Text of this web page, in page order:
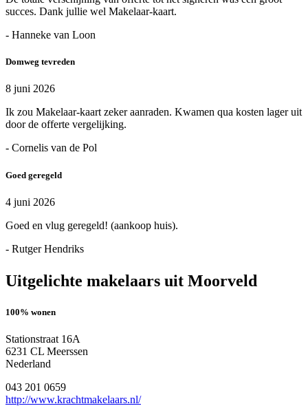
succes. Dank jullie wel Makelaar-kaart.
- Hanneke van Loon
Domweg tevreden
8 juni 2026
Ik zou Makelaar-kaart zeker aanraden. Kwamen qua kosten lager uit
door de offerte vergelijking.
- Cornelis van de Pol
Goed geregeld
4 juni 2026
Goed en vlug geregeld! (aankoop huis).
- Rutger Hendriks
Uitgelichte makelaars uit Moorveld
100% wonen
Stationstraat 16A
6231 CL Meerssen
Nederland
043 201 0659
http://www.krachtmakelaars.nl/